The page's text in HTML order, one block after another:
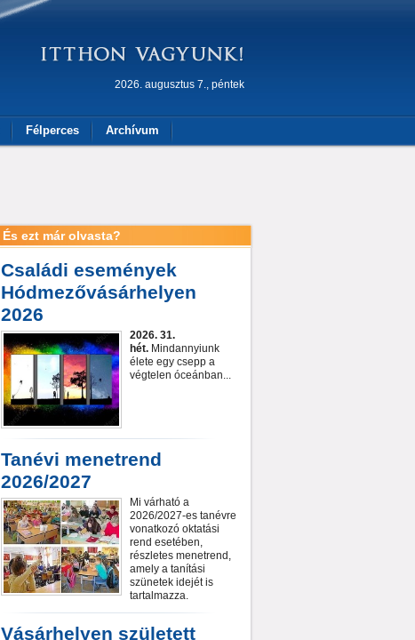
2026. augusztus 7., péntek
Félperces Archívum
És ezt már olvasta?
Családi események
Hódmezővásárhelyen
2026
2026. 31.
hét. Mindannyiunk
élete egy csepp a
végtelen óceánban...
Tanévi menetrend
2026/2027
Mi várható a
2026/2027-es tanévre
vonatkozó oktatási
rend esetében,
részletes menetrend,
amely a tanítási
szünetek idejét is
tartalmazza.
Vásárhelyen született